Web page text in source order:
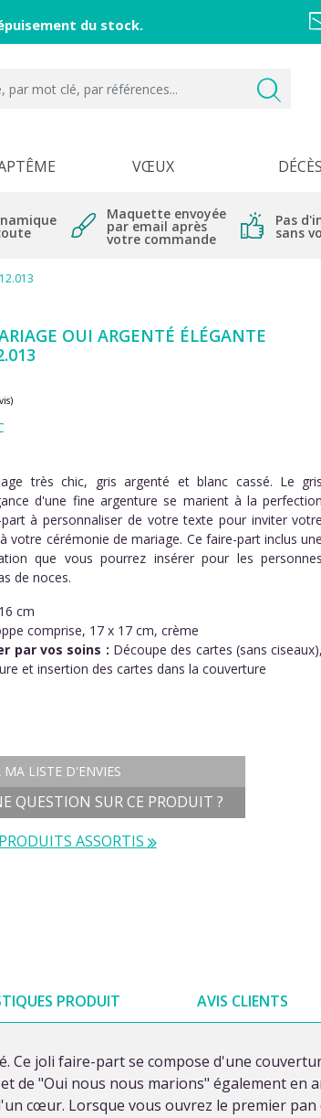
du stock.
VŒUX DÉCÈS
Maquette envoyée
par email après
votre commande
Pas
sans
OUI ARGENTÉ ÉLÉGANTE
très chic, gris argenté et blanc cassé. Le gris
d'une fine argenture se marient à la perfection
à personnaliser de votre texte pour inviter votre
votre cérémonie de mariage. Ce faire-part inclus une
que vous pourrez insérer pour les personnes
de noces.
cm
comprise, 17 x 17 cm, crème
par vos soins : Découpe des cartes (sans ciseaux),
et insertion des cartes dans la couverture
MA LISTE D'ENVIES
QUESTION SUR CE PRODUIT ?
ASSORTIS
PRODUIT AVIS CLIENTS
Ce joli faire-part se compose d'une
de "Oui nous nous marions" également en
cœur. Lorsque vous ouvrez le premier pan